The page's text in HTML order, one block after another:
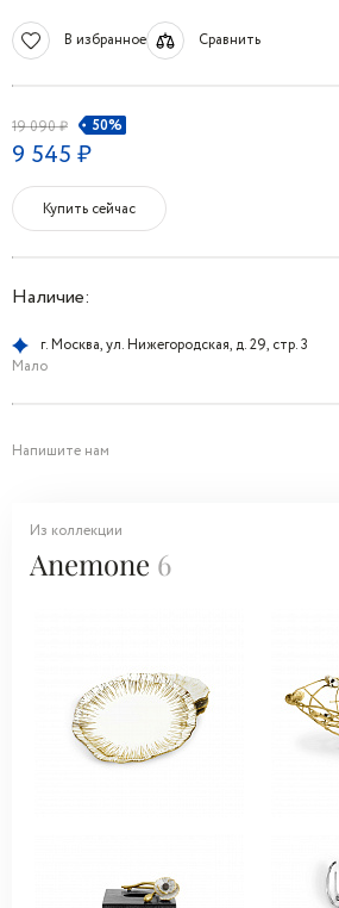
В избранное Сравнить
19 090 ₽ 50%
9 545 ₽
Купить сейчас
Наличие:
г. Москва, ул. Нижегородская, д. 29, стр. 3
Мало
Напишите нам
Из коллекции
Anemone 6